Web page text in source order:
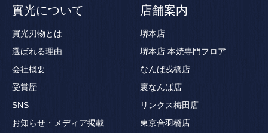
實光について
實光刃物とは
選ばれる理由
会社概要
受賞歴
SNS
お知らせ・メディア掲載
店舗案内
堺本店
堺本店 本焼専門フロア
なんば戎橋店
裏なんば店
リンクス梅田店
東京合羽橋店